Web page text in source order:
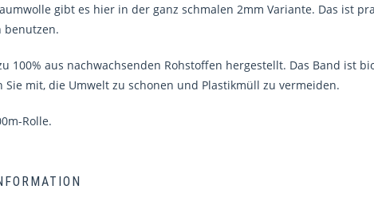
gibt es hier in der ganz schmalen 2mm Variante. Das ist
benutzen.
100% aus nachwachsenden Rohstoffen hergestellt. Das Band
Sie mit, die Umwelt zu schonen und Plastikmüll zu vermeiden.
Rolle.